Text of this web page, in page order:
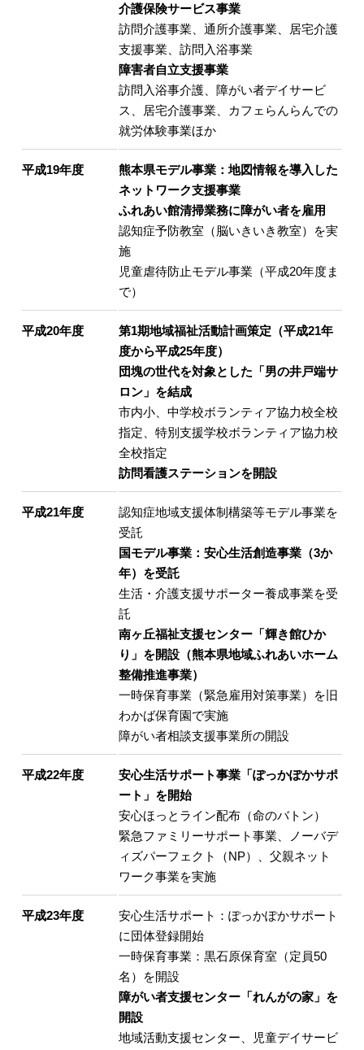
介護保険サービス事業
訪問介護事業、通所介護事業、居宅介護
支援事業、訪問入浴事業
障害者自立支援事業
訪問入浴事介護、障がい者デイサービ
ス、居宅介護事業、カフェらんらんでの
就労体験事業ほか
平成19年度
熊本県モデル事業：地図情報を導入した
ネットワーク支援事業
ふれあい館清掃業務に障がい者を雇用
認知症予防教室（脳いきいき教室）を実
施
児童虐待防止モデル事業（平成20年度ま
で）
平成20年度
第1期地域福祉活動計画策定（平成21年
度から平成25年度）
団塊の世代を対象とした「男の井戸端サ
ロン」を結成
市内小、中学校ボランティア協力校全校
指定、特別支援学校ボランティア協力校
全校指定
訪問看護ステーションを開設
平成21年度
認知症地域支援体制構築等モデル事業を
受託
国モデル事業：安心生活創造事業（3か
年）を受託
生活・介護支援サポーター養成事業を受
託
南ヶ丘福祉支援センター「輝き館ひか
り」を開設（熊本県地域ふれあいホーム
整備推進事業）
一時保育事業（緊急雇用対策事業）を旧
わかば保育園で実施
障がい者相談支援事業所の開設
平成22年度
安心生活サポート事業「ぽっかぽかサポ
ート」を開始
安心ほっとライン配布（命のバトン）
緊急ファミリーサポート事業、ノーバデ
ィズパーフェクト（NP）、父親ネット
ワーク事業を実施
平成23年度
安心生活サポート：ぽっかぽかサポート
に団体登録開始
一時保育事業：黒石原保育室（定員50
名）を開設
障がい者支援センター「れんがの家」を
開設
地域活動支援センター、児童デイサービ